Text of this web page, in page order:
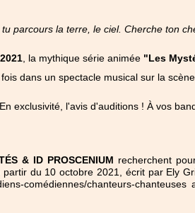
parcours la terre, le ciel. Cherche ton
, la mythique série animée "Les
dans un spectacle musical sur la
En exclusivité, l'avis d'auditions ! À vos
& ID PROSCENIUM recherchent
du 10 octobre 2021, écrit par Ely
comédiennes/chanteurs-